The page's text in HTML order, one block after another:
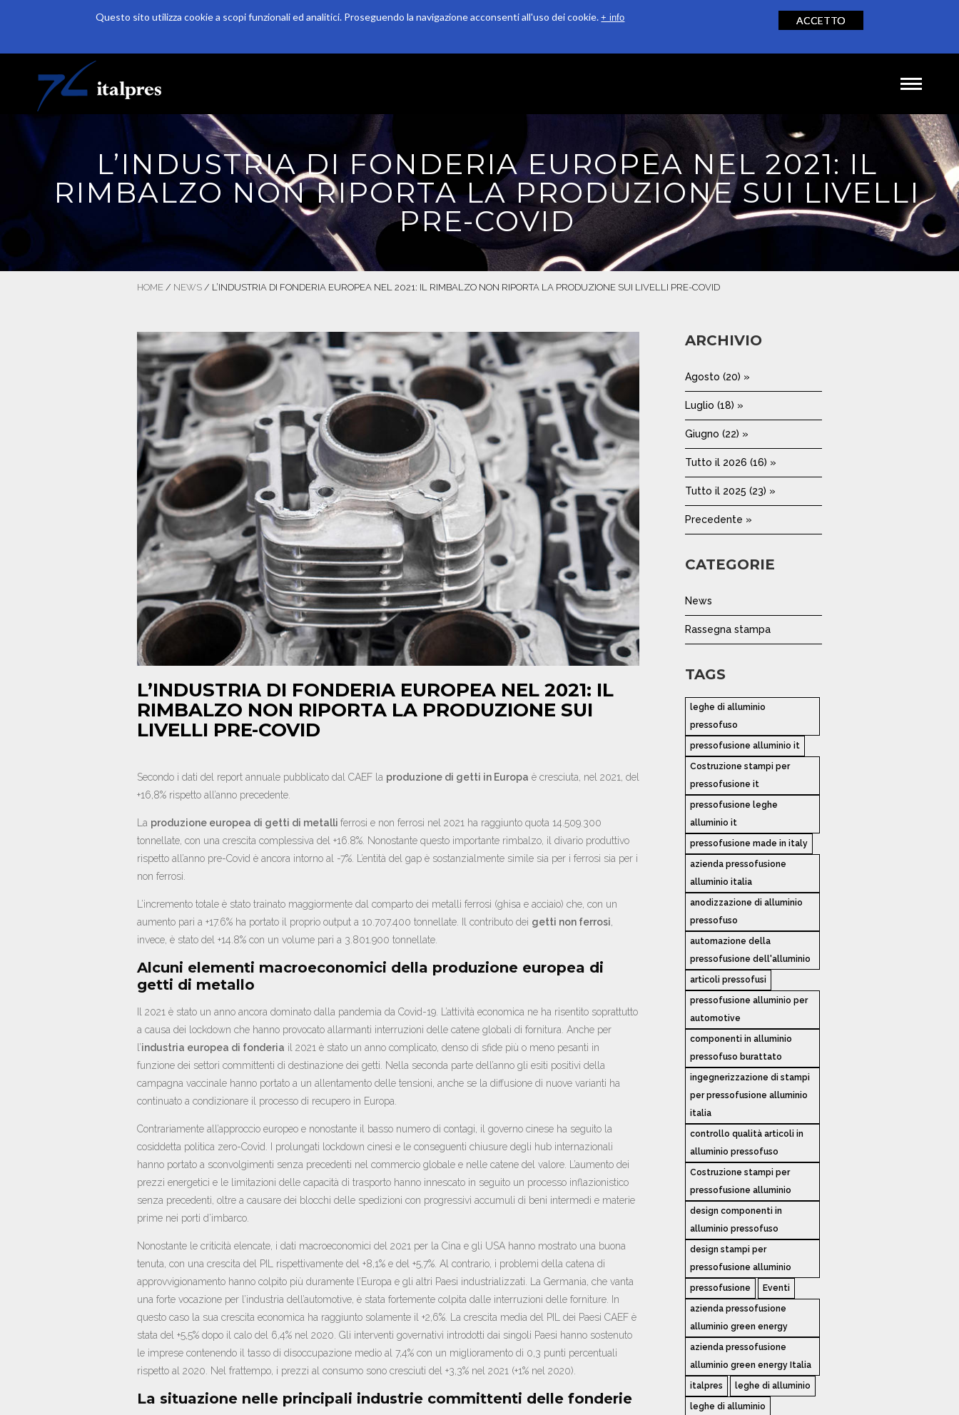
Questo sito utilizza cookie a scopi funzionali ed analitici. Proseguendo la navigazione acconsenti all'uso dei cookie. + info ACCETTO
Salta al contenuto principale
AZIENDA PRODUZIONE SOSTENIBILITÀ NEWS CONTATTI
L’INDUSTRIA DI FONDERIA EUROPEA NEL 2021: IL
RIMBALZO NON RIPORTA LA PRODUZIONE SUI LIVELLI
PRE-COVID
HOME / NEWS / L’INDUSTRIA DI FONDERIA EUROPEA NEL 2021: IL RIMBALZO NON RIPORTA LA PRODUZIONE SUI LIVELLI PRE-COVID
L’INDUSTRIA DI FONDERIA EUROPEA NEL 2021: IL
RIMBALZO NON RIPORTA LA PRODUZIONE SUI
LIVELLI PRE-COVID
Secondo i dati del report annuale pubblicato dal CAEF la produzione di getti in Europa è cresciuta, nel 2021, del
+16,8% rispetto all’anno precedente.
La produzione europea di getti di metalli ferrosi e non ferrosi nel 2021 ha raggiunto quota 14.509.300
tonnellate, con una crescita complessiva del +16.8%. Nonostante questo importante rimbalzo, il divario produttivo
rispetto all’anno pre-Covid è ancora intorno al -7%. L’entità del gap è sostanzialmente simile sia per i ferrosi sia per i
non ferrosi.
L’incremento totale è stato trainato maggiormente dal comparto dei metalli ferrosi (ghisa e acciaio) che, con un
aumento pari a +17.6% ha portato il proprio output a 10.707.400 tonnellate. Il contributo dei getti non ferrosi
invece, è stato del +14.8% con un volume pari a 3.801.900 tonnellate.
Alcuni elementi macroeconomici della produzione europea di
getti di metallo
Il 2021 è stato un anno ancora dominato dalla pandemia da Covid-19. L’attività economica ne ha risentito soprattutto
a causa dei lockdown che hanno provocato allarmanti interruzioni delle catene globali di fornitura. Anche per
l’industria europea di fonderia il 2021 è stato un anno complicato, denso di sfide più o meno pesanti in
funzione dei settori committenti di destinazione dei getti. Nella seconda parte dell’anno gli esiti positivi della
campagna vaccinale hanno portato a un allentamento delle tensioni, anche se la diffusione di nuove varianti ha
continuato a condizionare il processo di recupero in Europa.
Contrariamente all’approccio europeo e nonostante il basso numero di contagi, il governo cinese ha seguito la
cosiddetta politica zero-Covid. I prolungati lockdown cinesi e le conseguenti chiusure degli hub internazionali
hanno portato a sconvolgimenti senza precedenti nel commercio globale e nelle catene del valore. L’aumento dei
prezzi energetici e le limitazioni delle capacità di trasporto hanno innescato in seguito un processo inflazionistico
senza precedenti, oltre a causare dei blocchi delle spedizioni con progressivi accumuli di beni intermedi e materie
prime nei porti d’imbarco.
Nonostante le criticità elencate, i dati macroeconomici del 2021 per la Cina e gli USA hanno mostrato una buona
tenuta, con una crescita del PIL rispettivamente del +8,1% e del +5,7%. Al contrario, i problemi della catena di
approvvigionamento hanno colpito più duramente l’Europa e gli altri Paesi industrializzati. La Germania, che vanta
una forte vocazione per l’industria dell’automotive, è stata fortemente colpita dalle interruzioni delle forniture. In
questo caso la sua crescita economica ha raggiunto solamente il +2,6%. La crescita media del PIL dei Paesi CAEF è
stata del +5,5% dopo il calo del 6,4% nel 2020. Gli interventi governativi introdotti dai singoli Paesi hanno sostenuto
le imprese contenendo il tasso di disoccupazione medio al 7,4% con un miglioramento di 0,3 punti percentuali
rispetto al 2020. Nel frattempo, i prezzi al consumo sono cresciuti del +3,3% nel 2021 (+1% nel 2020).
La situazione nelle principali industrie committenti delle fonderie
ARCHIVIO
Agosto (20) »
Luglio (18) »
Giugno (22) »
Tutto il 2026 (16) »
Tutto il 2025 (23) »
Precedente »
CATEGORIE
News
Rassegna stampa
TAGS
leghe di alluminio
pressofuso
pressofusione alluminio it
Costruzione stampi per
pressofusione it
pressofusione leghe
alluminio it
pressofusione made in italy
azienda pressofusione
alluminio italia
anodizzazione di alluminio
pressofuso
automazione della
pressofusione dell'alluminio
articoli pressofusi
pressofusione alluminio per
automotive
componenti in alluminio
pressofuso burattato
ingegnerizzazione di stampi
per pressofusione alluminio
italia
controllo qualità articoli in
alluminio pressofuso
Costruzione stampi per
pressofusione alluminio
design componenti in
alluminio pressofuso
design stampi per
pressofusione alluminio
pressofusione Eventi
azienda pressofusione
alluminio green energy
azienda pressofusione
alluminio green energy Italia
italpres leghe di alluminio
leghe di alluminio